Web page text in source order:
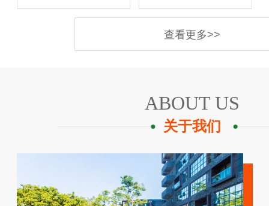
查看更多>>
ABOUT US
关于我们